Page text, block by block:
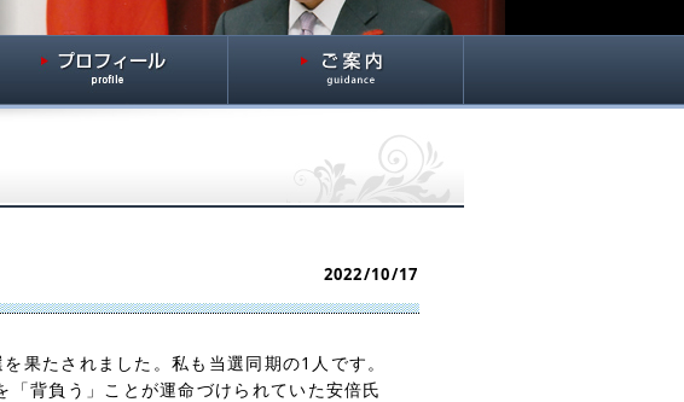
2022/10/17
たされました。私も当選同期の1人です。
背負う」ことが運命づけられていた安倍氏